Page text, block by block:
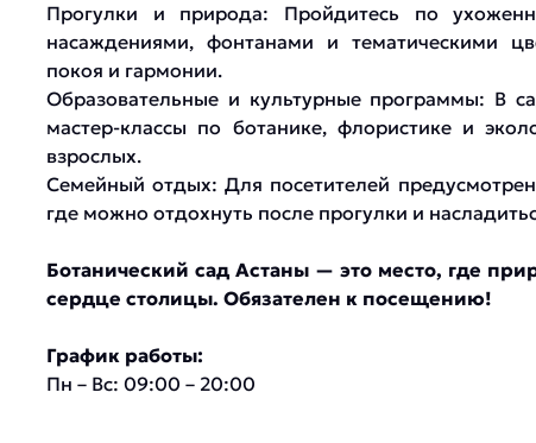
Прогулки и природа: Пройдитесь по
насаждениями, фонтанами и тематическими
покоя и гармонии.
Образовательные и культурные программы: В
мастер-классы по ботанике, флористике и
взрослых.
Семейный отдых: Для посетителей
где можно отдохнуть после прогулки и
Ботанический сад Астаны — это место, где
сердце столицы. Обязателен к посещению!
График работы:
Пн – Вс: 09:00 – 20:00